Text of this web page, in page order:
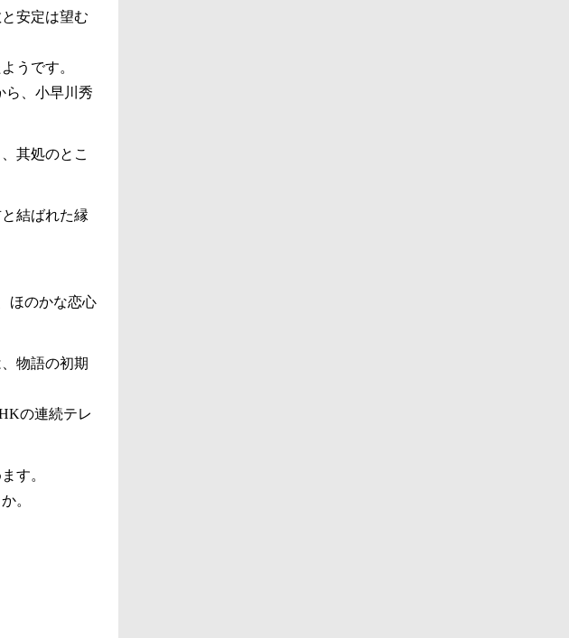
安定は望む
うです。
ら、小早川秀
其処のとこ
結ばれた縁
ほのかな恋心
物語の初期
の連続テレ
す。
。